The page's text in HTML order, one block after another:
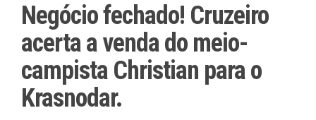
Negócio fechado! Cruzeiro
acerta a venda do meio-
campista Christian para o
Krasnodar.